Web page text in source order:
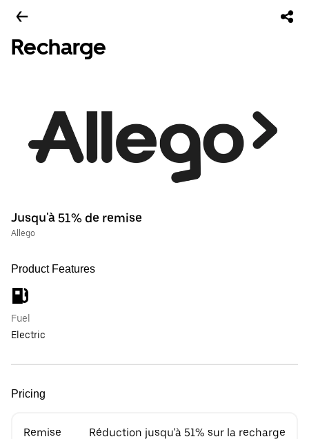
Recharge
Jusqu'à 51% de remise
Allego
Product Features
Fuel
Electric
Pricing
Remise Réduction jusqu'à 51% sur la recharge